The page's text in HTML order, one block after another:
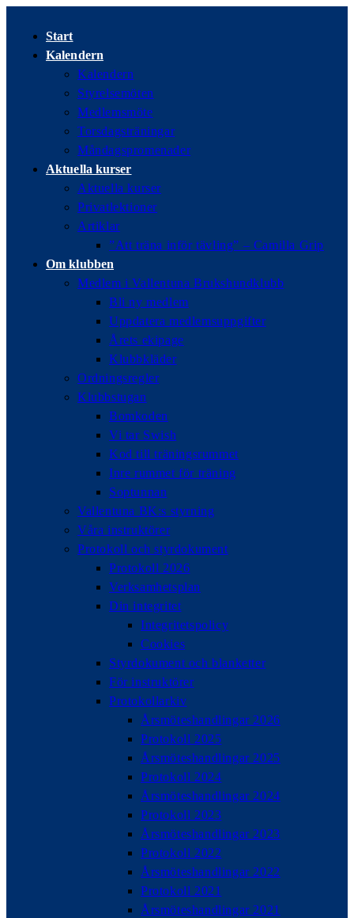
innehållet
Start
Kalendern
Kalendern
Styrelsemöten
Medlemsmöte
Torsdagsträningar
Måndagspromenader
Aktuella kurser
Aktuella kurser
Privatlektioner
Artiklar
”Att träna inför tävling” – Camilla Grip
Om klubben
Medlem i Vallentuna Brukshundklubb
Bli ny medlem
Uppdatera medlemsuppgifter
Årets ekipage
Klubbkläder
Ordningsregler
Klubbstugan
Bomkoden
Vi tar Swish
Kod till träningsrummet
Inre rummet för träning
Soptunnan
Vallentuna BK:s styrning
Våra instruktörer
Protokoll och styrdokument
Protokoll 2026
Verksamhetsplan
Din integritet
Integritetspolicy
Cookies
Styrdokument och blanketter
För instruktörer
Protokollarkiv
Årsmöteshandlingar 2026
Protokoll 2025
Årsmöteshandlingar 2025
Protokoll 2024
Årsmöteshandlingar 2024
Protokoll 2023
Årsmöteshandlingar 2023
Protokoll 2022
Årsmöteshandlingar 2022
Protokoll 2021
Årsmöteshandlingar 2021